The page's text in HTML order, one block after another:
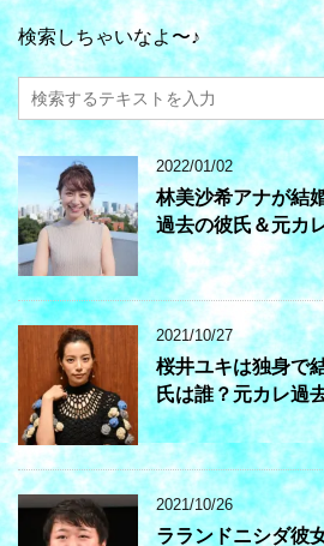
検索しちゃいなよ〜♪
2022/01/02
林美沙希アナが結
過去の彼氏＆元カ
2021/10/27
桜井ユキは独身で
氏は誰？元カレ過
2021/10/26
ラランドニシダ彼